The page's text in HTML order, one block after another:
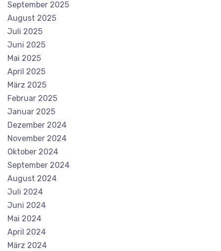
September 2025
August 2025
Juli 2025
Juni 2025
Mai 2025
April 2025
März 2025
Februar 2025
Januar 2025
Dezember 2024
November 2024
Oktober 2024
September 2024
August 2024
Juli 2024
Juni 2024
Mai 2024
April 2024
März 2024